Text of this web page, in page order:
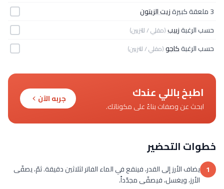
3 ملعقة كبيرة
زيت الزيتون
حسب الرغبةزبيب(مقلي / للتزيين)
حسب الرغبةكاجو(مقلي / للتزيين)
اطبخ باللي عندك
ابحث عن وصفات بناءً على مكوناتك.
جربه الآن
خطوات التحضير
1 يضاف الأرز إلى القدر، فينقع في الماء الفاتر لثلاثين دقيقة. ثمّ، يصفّى
الأرز، ويغسل، فيصفّى مجدّداً.